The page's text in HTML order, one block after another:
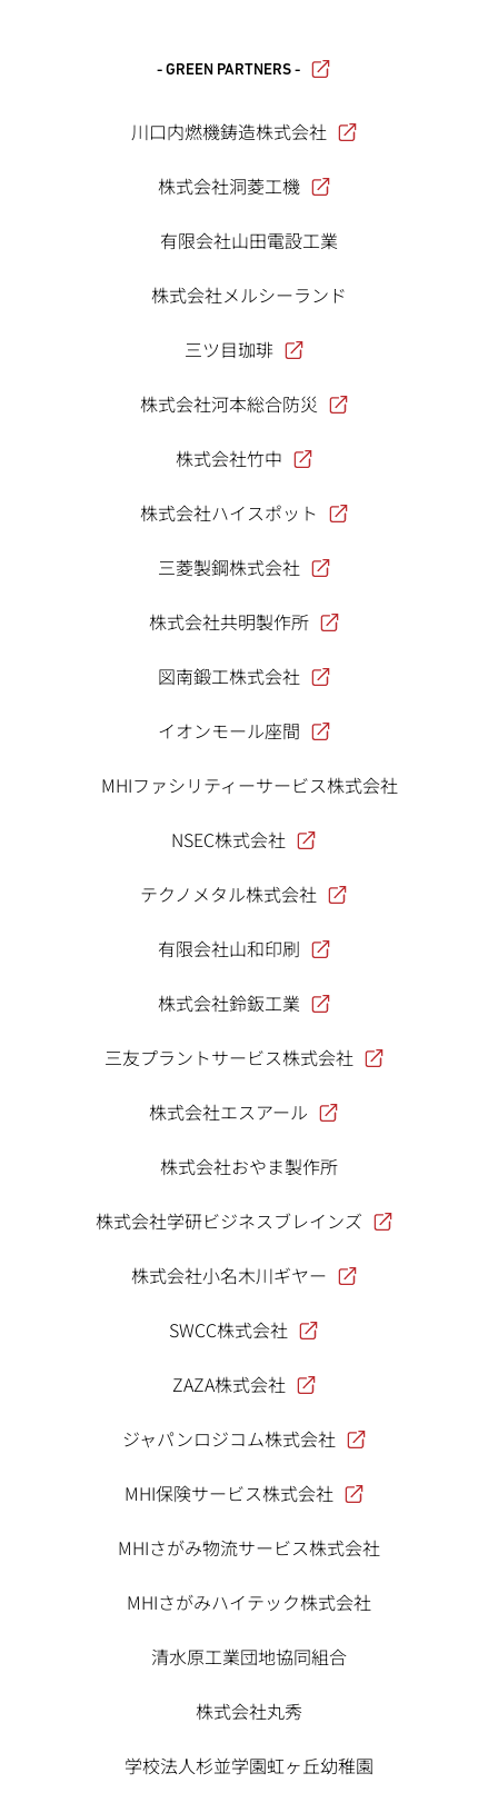
- GREEN PARTNERS -
川口内燃機鋳造株式会社
株式会社洞菱工機
有限会社山田電設工業
株式会社メルシーランド
三ツ目珈琲
株式会社河本総合防災
株式会社竹中
株式会社ハイスポット
三菱製鋼株式会社
株式会社共明製作所
図南鍛工株式会社
イオンモール座間
MHIファシリティーサービス株式会社
NSEC株式会社
テクノメタル株式会社
有限会社山和印刷
株式会社鈴鈑工業
三友プラントサービス株式会社
株式会社エスアール
株式会社おやま製作所
株式会社学研ビジネスブレインズ
株式会社小名木川ギヤー
SWCC株式会社
ZAZA株式会社
ジャパンロジコム株式会社
MHI保険サービス株式会社
MHIさがみ物流サービス株式会社
MHIさがみハイテック株式会社
清水原工業団地協同組合
株式会社丸秀
学校法人杉並学園虹ヶ丘幼稚園